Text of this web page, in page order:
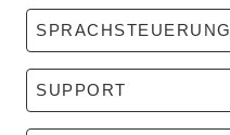
SPRACHSTEUERUNG
SUPPORT